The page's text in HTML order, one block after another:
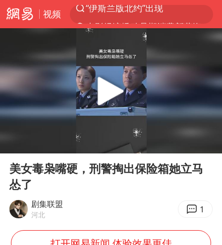
视频
光影经济撬动暑期消费新蓝海
以军士兵把枪口对准中国记者
谢霆锋演唱会隔空祝王菲生日快乐
方桃子代言广告视频已下架
浙江省发出今年第2号指挥长令
一周大涨超7% 金价为何突然上涨
白海豚登陆前还将加强
Play
美女毒枭嘴硬，刑警掏出保险箱她立马
怂了
剧集联盟
河北 1